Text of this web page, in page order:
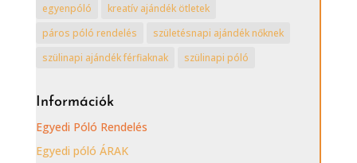
egyenpóló
kreatív ajándék ötletek
páros póló rendelés
születésnapi ajándék nőknek
szülinapi ajándék férfiaknak
szülinapi póló
Információk
Egyedi Póló Rendelés
Egyedi póló ÁRAK